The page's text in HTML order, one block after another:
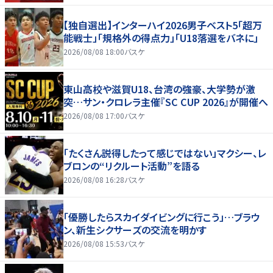
【独自選出】インターハイ2026男子ベスト5「超万
能戦士」「規格外の得点力」「U18落選をバネに」
2026/08/08 18:00バスケ
東山高校や滋賀U18、台湾の強豪、大学勢が激
突…サン・クロレラ主催『SC CUP 2026』が開催へ
2026/08/08 17:00バスケ
「たくさん説得したって感じではない」マクシー、レ
ブロンの“リクルート活動”を語る
2026/08/08 16:28バスケ
「優勝したらスカイダイビングに行こう」…ブラウ
ン、新生シクサーズの交流を明かす
2026/08/08 15:53バスケ